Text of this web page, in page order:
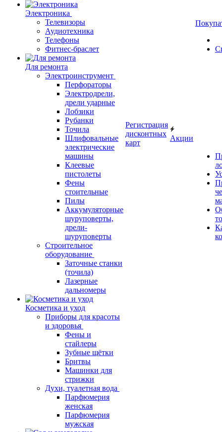
Электроника
Телевизоры
Аудиотехника
Телефоны
Фитнес-браслет
Для ремонта
Электроинструмент
Перфораторы
Электродрели,
дрели ударные
Лобзики
Рубанки
Точила
Шлифовальные
электрические
машины
Клеевые
пистолеты
Фены
стоительные
Пилы
Аккумуляторные
шуруповерты,
дрели-
шуруповерты
Строительное
оборудование
Заточные станки
(точила)
Лазерные
дальномеры
Косметика и уход
Приборы для красоты
и здоровья
Фены и
стайлеры
Зубные щётки
Бритвы
Машинки для
стрижки
Духи, туалетная вода
Парфюмерия
женская
Парфюмерия
мужская
Регистрация
дисконтных
карт
Акции